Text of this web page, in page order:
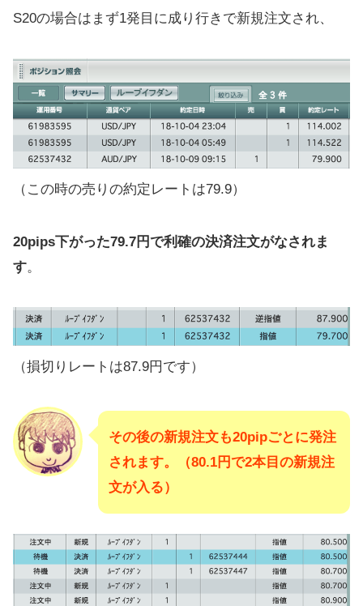
S20の場合はまず1発目に成り行きで新規注文され、
（この時の売りの約定レートは79.9）
20pips下がった79.7円で利確の決済注文がなされま
す。
（損切りレートは87.9円です）
その後の新規注文も20pipごとに発注
されます。（80.1円で2本目の新規注
文が入る）